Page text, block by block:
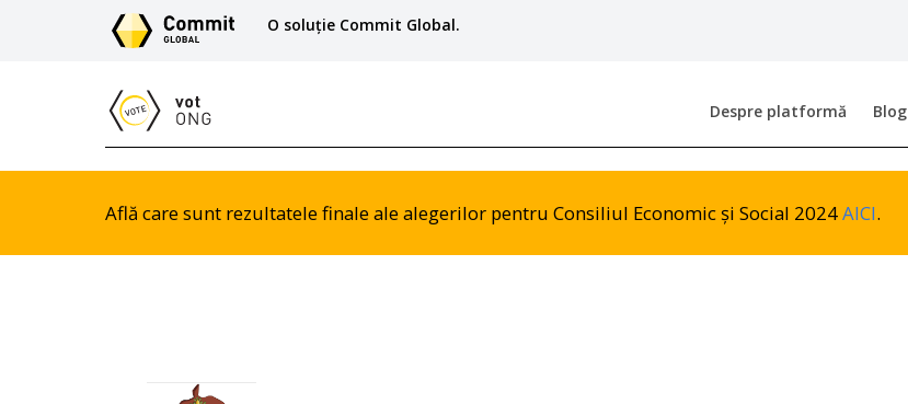
O soluție Commit Global.
Despre platformă Blog
Află care sunt rezultatele finale ale alegerilor pentru Consiliul Economic și Social 2024AICI.